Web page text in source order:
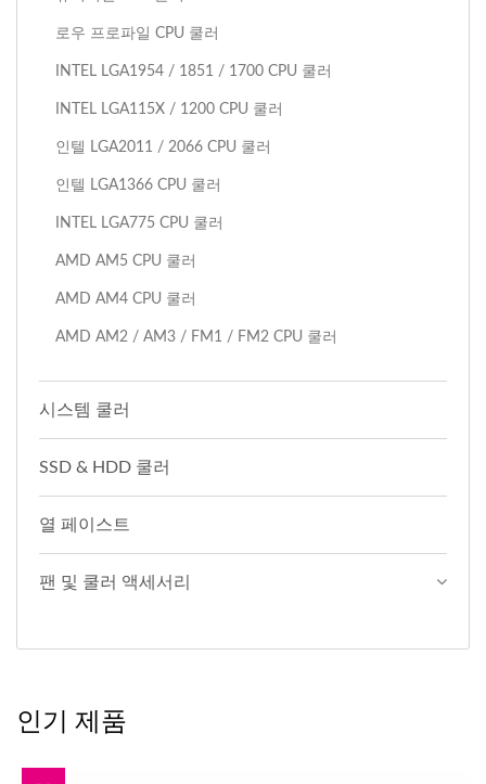
로우 프로파일 CPU 쿨러
INTEL LGA1954 / 1851 / 1700 CPU 쿨러
INTEL LGA115X / 1200 CPU 쿨러
인텔 LGA2011 / 2066 CPU 쿨러
인텔 LGA1366 CPU 쿨러
INTEL LGA775 CPU 쿨러
AMD AM5 CPU 쿨러
AMD AM4 CPU 쿨러
AMD AM2 / AM3 / FM1 / FM2 CPU 쿨러
시스템 쿨러
SSD & HDD 쿨러
열 페이스트
팬 및 쿨러 액세서리
인기 제품